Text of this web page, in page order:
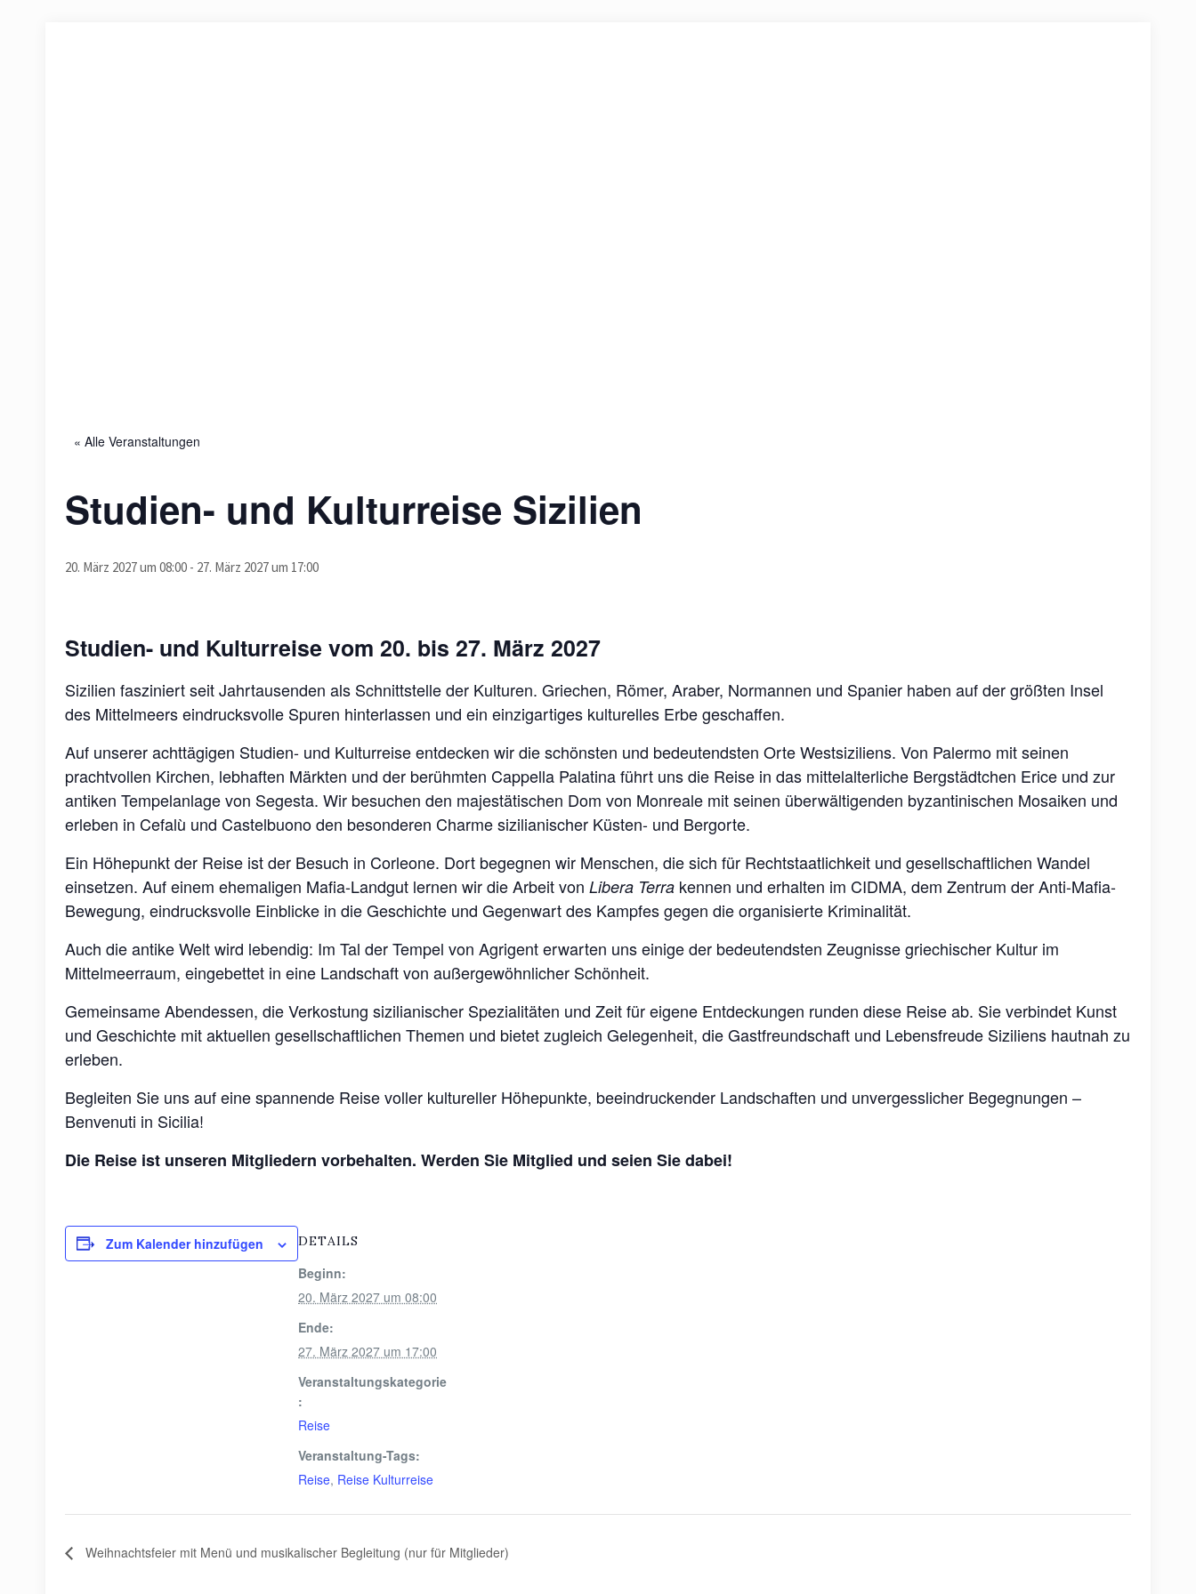
« Alle Veranstaltungen
Studien- und Kulturreise Sizilien
20. März 2027 um 08:00 - 27. März 2027 um 17:00
Studien- und Kulturreise vom 20. bis 27. März 2027
Sizilien fasziniert seit Jahrtausenden als Schnittstelle der Kulturen. Griechen, Römer, Araber, Normannen und Spanier haben auf der größten Insel
des Mittelmeers eindrucksvolle Spuren hinterlassen und ein einzigartiges kulturelles Erbe geschaffen.
Auf unserer achttägigen Studien- und Kulturreise entdecken wir die schönsten und bedeutendsten Orte Westsiziliens. Von Palermo mit seinen
prachtvollen Kirchen, lebhaften Märkten und der berühmten Cappella Palatina führt uns die Reise in das mittelalterliche Bergstädtchen Erice und zur
antiken Tempelanlage von Segesta. Wir besuchen den majestätischen Dom von Monreale mit seinen überwältigenden byzantinischen Mosaiken und
erleben in Cefalù und Castelbuono den besonderen Charme sizilianischer Küsten- und Bergorte.
Ein Höhepunkt der Reise ist der Besuch in Corleone. Dort begegnen wir Menschen, die sich für Rechtstaatlichkeit und gesellschaftlichen Wandel
einsetzen. Auf einem ehemaligen Mafia-Landgut lernen wir die Arbeit vonLibera Terra kennen und erhalten im CIDMA, dem Zentrum der Anti-Mafia-
Bewegung, eindrucksvolle Einblicke in die Geschichte und Gegenwart des Kampfes gegen die organisierte Kriminalität.
Auch die antike Welt wird lebendig: Im Tal der Tempel von Agrigent erwarten uns einige der bedeutendsten Zeugnisse griechischer Kultur im
Mittelmeerraum, eingebettet in eine Landschaft von außergewöhnlicher Schönheit.
Gemeinsame Abendessen, die Verkostung sizilianischer Spezialitäten und Zeit für eigene Entdeckungen runden diese Reise ab. Sie verbindet Kunst
und Geschichte mit aktuellen gesellschaftlichen Themen und bietet zugleich Gelegenheit, die Gastfreundschaft und Lebensfreude Siziliens hautnah zu
erleben.
Begleiten Sie uns auf eine spannende Reise voller kultureller Höhepunkte, beeindruckender Landschaften und unvergesslicher Begegnungen –
Benvenuti in Sicilia!
Die Reise ist unseren Mitgliedern vorbehalten. Werden Sie Mitglied und seien Sie dabei!
Zum Kalender hinzufügen DETAILS
Beginn:
20. März 2027 um 08:00
Ende:
27. März 2027 um 17:00
Veranstaltungskategorie
:
Reise
Veranstaltung-Tags:
Reise, Reise Kulturreise
Weihnachtsfeier mit Menü und musikalischer Begleitung (nur für Mitglieder)